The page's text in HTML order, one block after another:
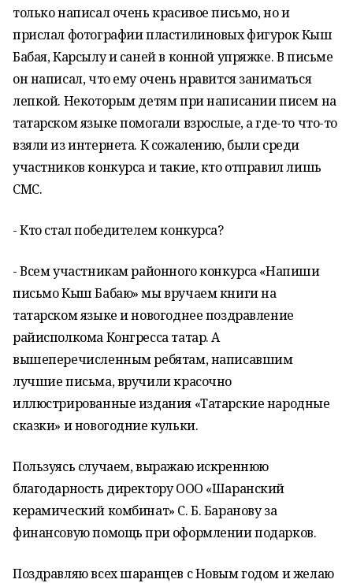
только написал очень красивое письмо, но и
прислал фотографии пластилиновых фигурок Кыш
Бабая, Карсылу и саней в конной упряжке. В письме
он написал, что ему очень нравится заниматься
лепкой. Некоторым детям при написании писем на
татарском языке помогали взрослые, а где-то что-то
взяли из интернета. К сожалению, были среди
участников конкурса и такие, кто отправил лишь
СМС.
- Кто стал победителем конкурса?
- Всем участникам районного конкурса «Напиши
письмо Кыш Бабаю» мы вручаем книги на
татарском языке и новогоднее поздравление
райисполкома Конгресса татар. А
вышеперечисленным ребятам, написавшим
лучшие письма, вручили красочно
иллюстрированные издания «Татарские народные
сказки» и новогодние кульки.
Пользуясь случаем, выражаю искреннюю
благодарность директору ООО «Шаранский
керамический комбинат» С. Б. Баранову за
финансовую помощь при оформлении подарков.
Поздравляю всех шаранцев с Новым годом и желаю